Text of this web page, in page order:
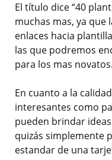
El título dice “40
muchas mas, ya que
enlaces hacia
las que podremos
para los mas
En cuanto a la
interesantes como
pueden brindar
quizás simplemente
estandar de una